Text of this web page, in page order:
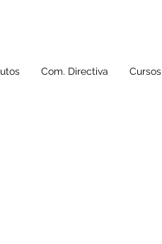
Com. Directiva Cursos